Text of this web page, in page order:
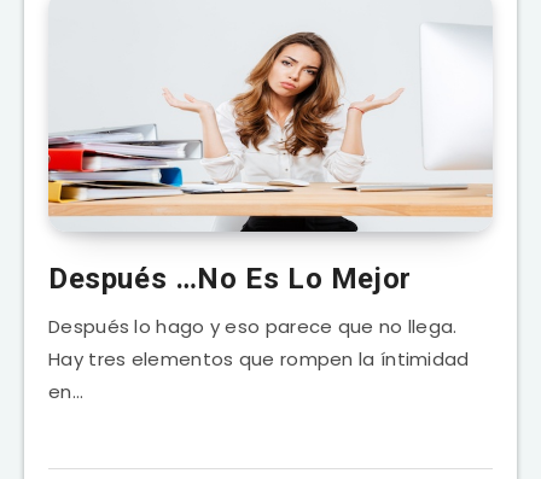
Después …No Es Lo Mejor
Después lo hago y eso parece que no llega.
Hay tres elementos que rompen la íntimidad
en…